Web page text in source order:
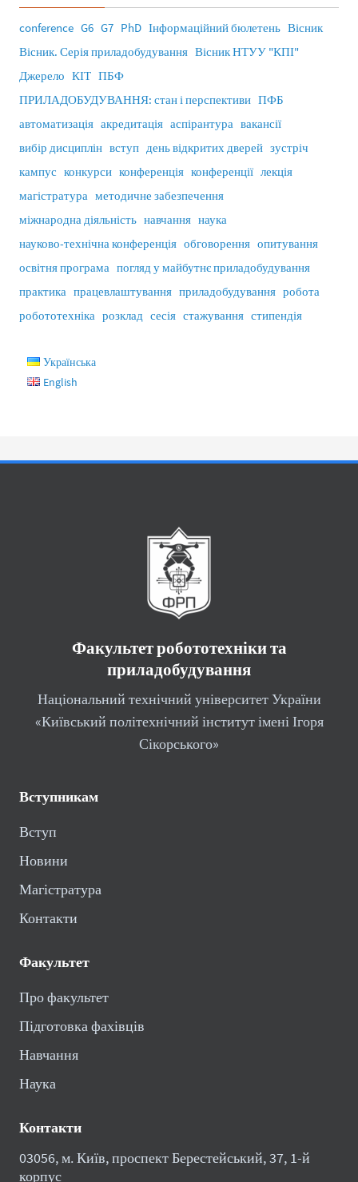
conference G6 G7 PhD Інформаційний бюлетень Вісник
Вісник. Серія приладобудування Вісник НТУУ "КПІ"
Джерело КІТ ПБФ
ПРИЛАДОБУДУВАННЯ: стан і перспективи ПФБ
автоматизація акредитація аспірантура вакансії
вибір дисциплін вступ день відкритих дверей зустріч
кампус конкурси конференція конференції лекція
магістратура методичне забезпечення
міжнародна діяльність навчання наука
науково-технічна конференція обговорення опитування
освітня програма погляд у майбутнє приладобудування
практика працевлаштування приладобудування робота
робототехніка розклад сесія стажування стипендія
Українська
English
Факультет робототехніки та
приладобудування
Національний технічний університет України
«Київський політехнічний інститут імені Ігоря
Сікорського»
Вступникам
Вступ
Новини
Магістратура
Контакти
Факультет
Про факультет
Підготовка фахівців
Навчання
Наука
Контакти
03056, м. Київ, проспект Берестейський, 37, 1-й
корпус